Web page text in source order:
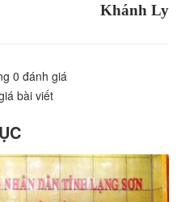
Khánh Ly
0 đánh giá
bài viết